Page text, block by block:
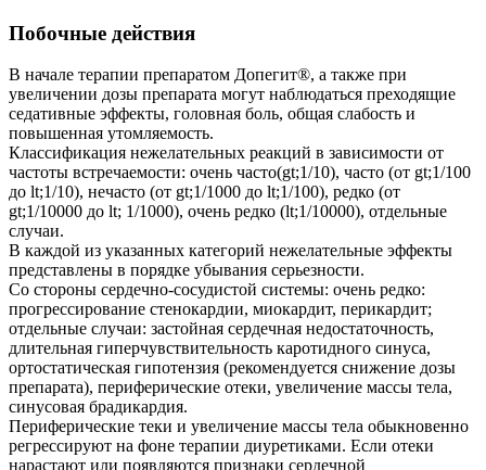
Побочные действия
В начале терапии препаратом Допегит®, а также при
увеличении дозы препарата могут наблюдаться преходящие
седативные эффекты, головная боль, общая слабость и
повышенная утомляемость.
Классификация нежелательных реакций в зависимости от
частоты встречаемости: очень часто(gt;1/10), часто (от gt;1/100
до lt;1/10), нечасто (от gt;1/1000 до lt;1/100), редко (от
gt;1/10000 до lt; 1/1000), очень редко (lt;1/10000), отдельные
случаи.
В каждой из указанных категорий нежелательные эффекты
представлены в порядке убывания серьезности.
Со стороны сердечно-сосудистой системы: очень редко:
прогрессирование стенокардии, миокардит, перикардит;
отдельные случаи: застойная сердечная недостаточность,
длительная гиперчувствительность каротидного синуса,
ортостатическая гипотензия (рекомендуется снижение дозы
препарата), периферические отеки, увеличение массы тела,
синусовая брадикардия.
Периферические теки и увеличение массы тела обыкновенно
регрессируют на фоне терапии диуретиками. Если отеки
нарастают или появляются признаки сердечной